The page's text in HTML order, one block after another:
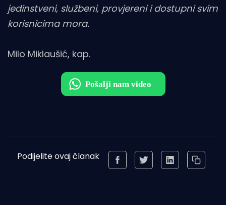
jedinstveni, službeni, provjereni i dostupni svim
korisnicima mora.
Milo Miklaušić, kap.
Podijelite ovaj članak